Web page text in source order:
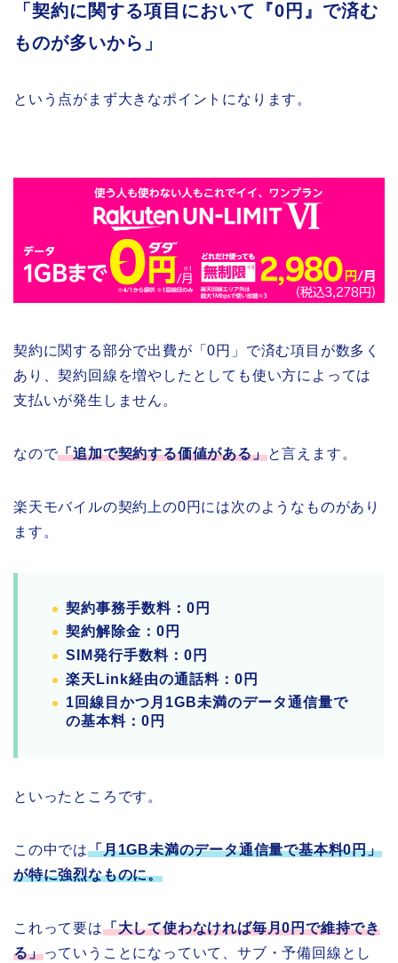
「契約に関する項目において『0円』で済む
ものが多いから」
という点がまず大きなポイントになります。
契約に関する部分で出費が「0円」で済む項目が数多く
あり、契約回線を増やしたとしても使い方によっては
支払いが発生しません。
なので「追加で契約する価値がある」と言えます。
楽天モバイルの契約上の0円には次のようなものがあり
ます。
契約事務手数料：0円
契約解除金：0円
SIM発行手数料：0円
楽天Link経由の通話料：0円
1回線目かつ月1GB未満のデータ通信量で
の基本料：0円
といったところです。
この中では「月1GB未満のデータ通信量で基本料0円」
が特に強烈なものに。
これって要は「大して使わなければ毎月0円で維持でき
る」っていうことになっていて、サブ・予備回線とし